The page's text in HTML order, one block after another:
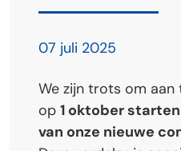
07 juli 2025
We zijn trots om
op 1 oktober
van onze nieuwe